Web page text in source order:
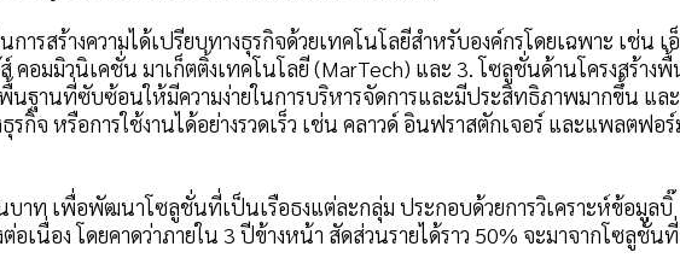
รสร้างความได้เปรียบทางธุรกิจด้วยเทคโนโลยีสำหรับองค์กรโดยเฉพาะ เช่น เ
คอมมิวนิเคชั่น มาเก็ตติ้งเทคโนโลยี (MarTech) และ 3. โซลูชั่นด้านโครงสร้างพื้
นฐานที่ซับซ้อนให้มีความง่ายในการบริหารจัดการและมีประสิทธิภาพมากขึ้น และ
รกิจ หรือการใช้งานได้อย่างรวดเร็ว เช่น คลาวด์ อินฟราสตักเจอร์ และแพลตฟอร์
บาท เพื่อพัฒนาโซลูชั่นที่เป็นเรือธงแต่ละกลุ่ม ประกอบด้วยการวิเคราะห์ข้อมูลบิ๊
อเนื่อง โดยคาดว่าภายใน 3 ปีข้างหน้า สัดส่วนรายได้ราว 50% จะมาจากโซลูชั่นที่